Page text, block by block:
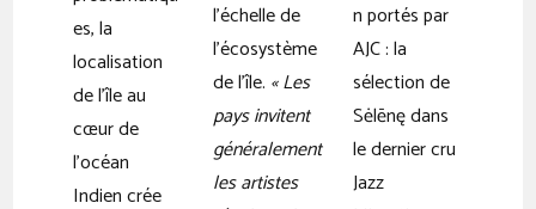
es, la
localisation
de l’île au
cœur de
l’océan
Indien crée
l’échelle de
l’écosystème
de l’île. « Les
pays invitent
généralement
les artistes
n portés par
AJC : la
sélection de
Sėlēnę dans
le dernier cru
Jazz